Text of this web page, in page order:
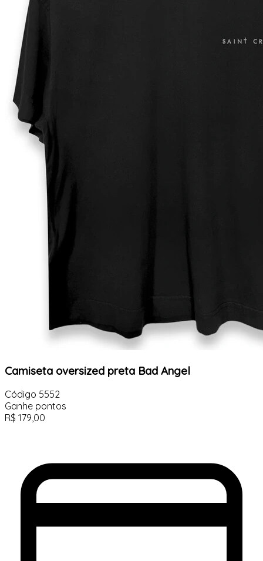
Camiseta oversized preta Bad Angel
Código 5552
Ganhe pontos
R$ 179,00